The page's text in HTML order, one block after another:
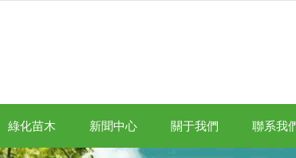
綠化苗木 新聞中心 關于我們 聯系我